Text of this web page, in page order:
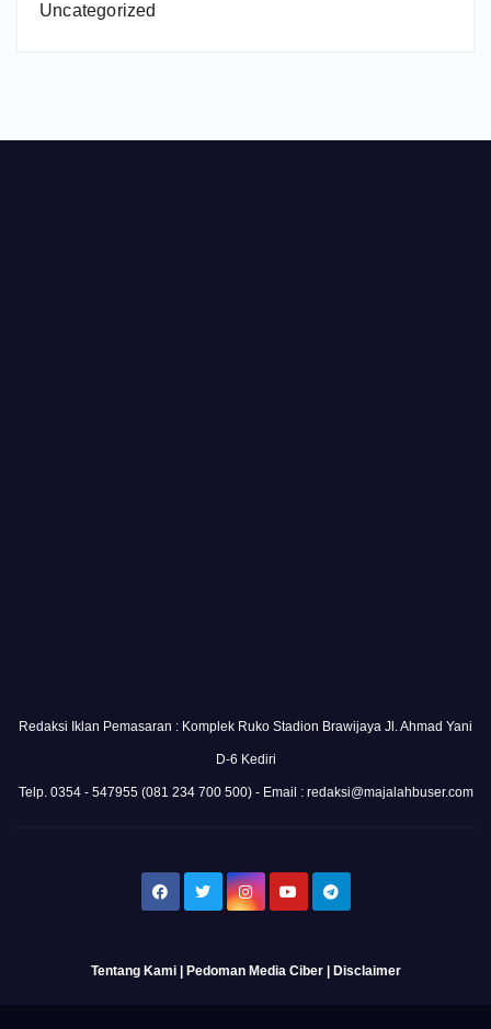
Uncategorized
Redaksi Iklan Pemasaran : Komplek Ruko Stadion Brawijaya Jl. Ahmad Yani
D-6 Kediri
Telp. 0354 - 547955 (081 234 700 500) - Email : redaksi@majalahbuser.com
Tentang Kami| Pedoman Media Ciber| Disclaimer